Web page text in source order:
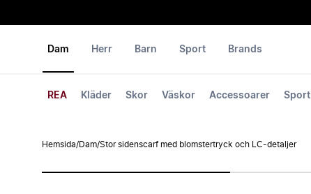
Dam
REA Kläder Skor Väskor Accessoarer Sport
Herr Barn Sport Brands
Hemsida/Dam/Stor sidenscarf med blomstertryck och LC-detaljer